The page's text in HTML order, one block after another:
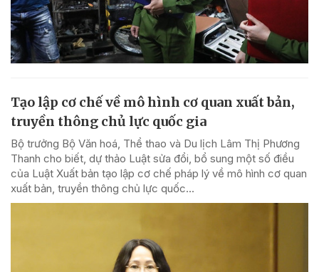
Tạo lập cơ chế về mô hình cơ quan xuất bản,
truyền thông chủ lực quốc gia
Bộ trưởng Bộ Văn hoá, Thể thao và Du lịch Lâm Thị Phương
Thanh cho biết, dự thảo Luật sửa đổi, bổ sung một số điều
của Luật Xuất bản tạo lập cơ chế pháp lý về mô hình cơ quan
xuất bản, truyền thông chủ lực quốc...